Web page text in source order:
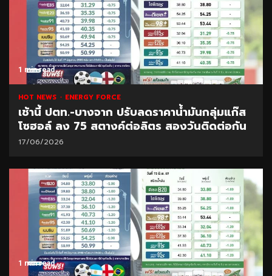
1 min read
HOT NEWS ENERGY FORCE
เช้านี้ ปตท.-บางจาก ปรับลดราคาน้ำมันกลุ่มแก๊ส
โซฮอล์ ลง 75 สตางค์ต่อลิตร สองวันติดต่อกัน
17/06/2026
1 min read